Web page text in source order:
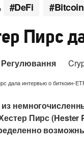
#DeFi #Bitcoin
Пирс
Регулювання
Пирс (Hester